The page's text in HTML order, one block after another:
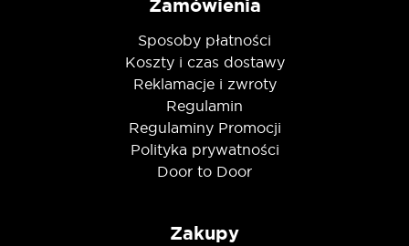
Zamówienia
Sposoby płatności
Koszty i czas dostawy
Reklamacje i zwroty
Regulamin
Regulaminy Promocji
Polityka prywatności
Door to Door
Zakupy